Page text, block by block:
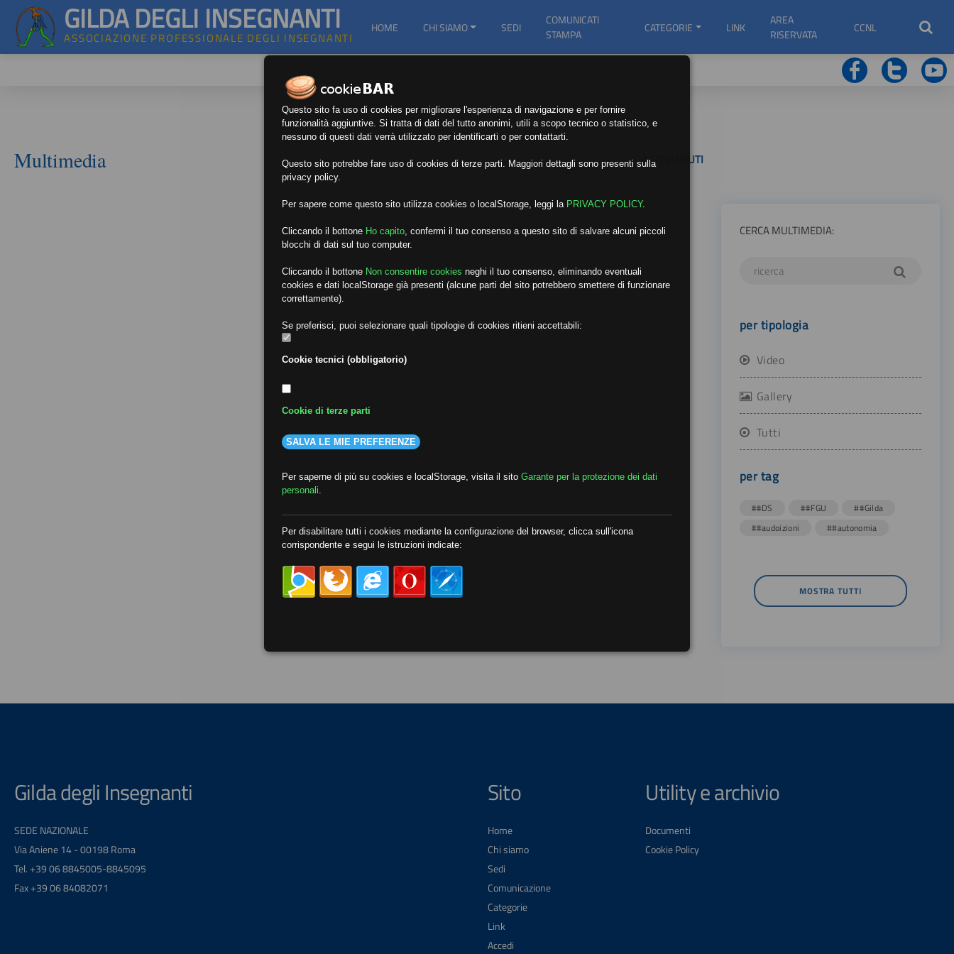
GILDA DEGLI INSEGNANTI
ASSOCIAZIONE PROFESSIONALE DEGLI INSEGNANTI
HOME CHI SIAMO SEDI
COMUNICATI
STAMPA
CATEGORIE LINK
AREA
RISERVATA
CCNL
Multimedia 0 CONTENUTI
CERCA MULTIMEDIA:
per tipologia
Video
Gallery
Tutti
per tag
##DS ##FGU
##Gilda
##audoizioni
##autonomia
MOSTRA TUTTI
Gilda degli Insegnanti
SEDE NAZIONALE
Via Aniene 14 - 00198 Roma
Tel. +39 06 8845005-8845095
Fax +39 06 84082071
Sito
Home
Chi siamo
Sedi
Comunicazione
Categorie
Link
Accedi
Utility e archivio
Documenti
Cookie Policy
Questo sito fa uso di cookies per migliorare l'esperienza di navigazione e per fornire
funzionalità aggiuntive. Si tratta di dati del tutto anonimi, utili a scopo tecnico o statistico, e
nessuno di questi dati verrà utilizzato per identificarti o per contattarti.
Questo sito potrebbe fare uso di cookies di terze parti. Maggiori dettagli sono presenti sulla
privacy policy.
Per sapere come questo sito utilizza cookies o localStorage, leggi la PRIVACY POLICY.
Cliccando il bottone Ho capito, confermi il tuo consenso a questo sito di salvare alcuni piccoli
blocchi di dati sul tuo computer.
Cliccando il bottone Non consentire cookies neghi il tuo consenso, eliminando eventuali
cookies e dati localStorage già presenti (alcune parti del sito potrebbero smettere di funzionare
correttamente).
Se preferisci, puoi selezionare quali tipologie di cookies ritieni accettabili:
Cookie tecnici (obbligatorio)
Cookie di terze parti
SALVA LE MIE PREFERENZE
Per saperne di più su cookies e localStorage, visita il sito Garante per la protezione dei dati
personali.
Per disabilitare tutti i cookies mediante la configurazione del browser, clicca sull'icona
corrispondente e segui le istruzioni indicate: